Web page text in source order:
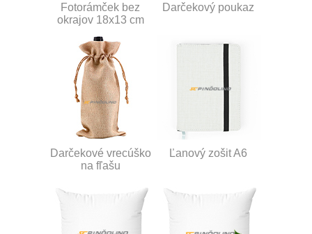
Fotorámček bez
okrajov 18x13 cm
Darčekový poukaz
Darčekové vrecúško
na fľašu
Ľanový zošit A6